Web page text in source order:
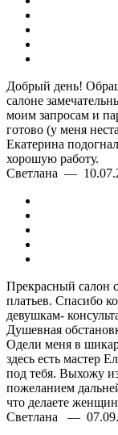
Добрый день!
салоне
моим запросам и
готово (у меня
Екатерина
хорошую работу.
Светлана —
Прекрасный салон
платьев. Спасибо
девушкам-
Душевная
Одели меня в
здесь есть мастер
под тебя. Выхожу
пожеланием
что делаете
Светлана —